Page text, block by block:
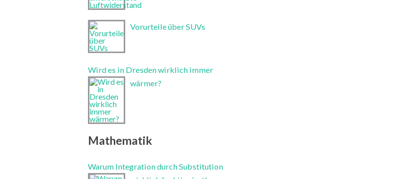
Vorurteile über SUVs
Wird es in Dresden wirklich immer
wärmer?
Mathematik
Warum Integration durch Substitution